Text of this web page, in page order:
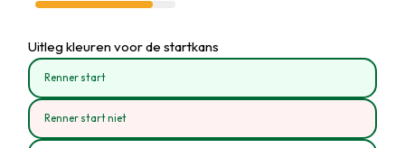
Uitleg kleuren voor de startkans
Renner start
Renner start niet